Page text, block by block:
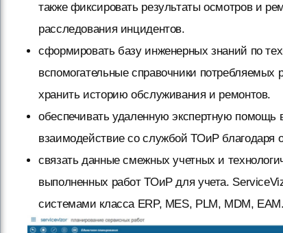
также фиксировать результаты осмотров и
расследования инцидентов.
сформировать базу инженерных знаний по
вспомогательные справочники
хранить историю обслуживания и ремонтов.
обеспечивать удаленную экспертную помощь
взаимодействие со службой ТОиР благодаря
связать данные смежных учетных и
выполненных работ ТОиР для учета.
системами класса ERP, MES, PLM, MDM, EAM.